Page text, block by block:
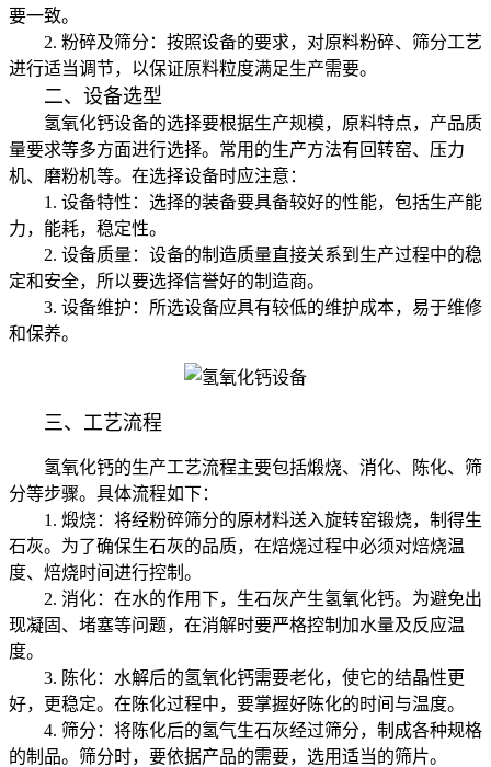
要一致。
2. 粉碎及筛分：按照设备的要求，对原料粉碎、筛分工艺
进行适当调节，以保证原料粒度满足生产需要。
二、设备选型
氢氧化钙设备的选择要根据生产规模，原料特点，产品质
量要求等多方面进行选择。常用的生产方法有回转窑、压力
机、磨粉机等。在选择设备时应注意：
1. 设备特性：选择的装备要具备较好的性能，包括生产能
力，能耗，稳定性。
2. 设备质量：设备的制造质量直接关系到生产过程中的稳
定和安全，所以要选择信誉好的制造商。
3. 设备维护：所选设备应具有较低的维护成本，易于维修
和保养。
三、工艺流程
氢氧化钙的生产工艺流程主要包括煅烧、消化、陈化、筛
分等步骤。具体流程如下：
1. 煅烧：将经粉碎筛分的原材料送入旋转窑锻烧，制得生
石灰。为了确保生石灰的品质，在焙烧过程中必须对焙烧温
度、焙烧时间进行控制。
2. 消化：在水的作用下，生石灰产生氢氧化钙。为避免出
现凝固、堵塞等问题，在消解时要严格控制加水量及反应温
度。
3. 陈化：水解后的氢氧化钙需要老化，使它的结晶性更
好，更稳定。在陈化过程中，要掌握好陈化的时间与温度。
4. 筛分：将陈化后的氢气生石灰经过筛分，制成各种规格
的制品。筛分时，要依据产品的需要，选用适当的筛片。